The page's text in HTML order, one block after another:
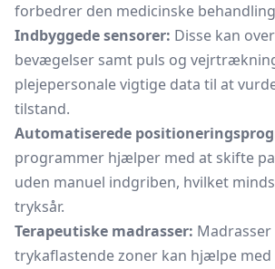
forbedrer den medicinske
Indbyggede sensorer: Disse kan
bevægelser samt puls og
plejepersonale vigtige data til at
tilstand.
Automatiserede
programmer hjælper med at skifte
uden manuel indgriben, hvilket
tryksår.
Terapeutiske madrasser: Madrasser
trykaflastende zoner kan hjælpe